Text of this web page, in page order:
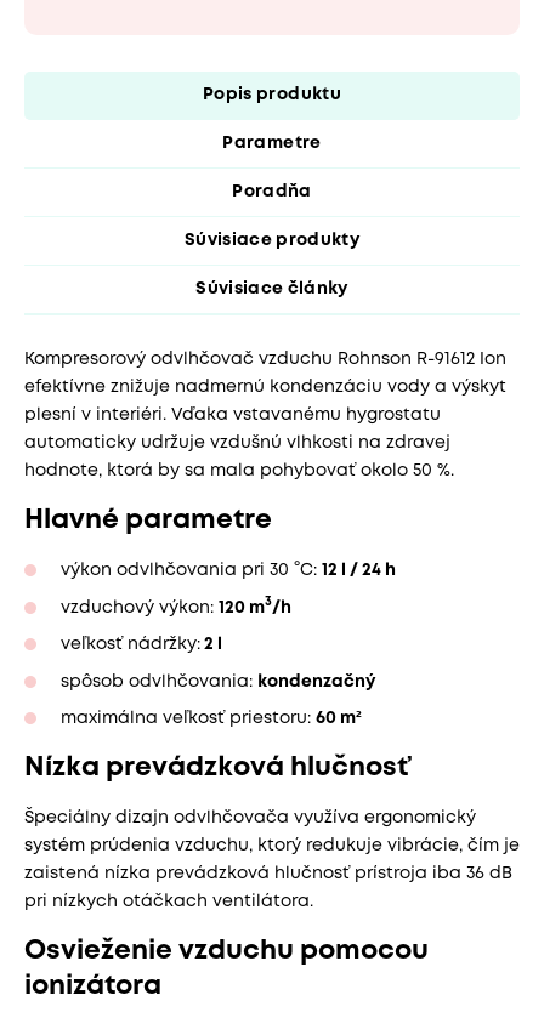
Popis produktu
Parametre
Poradňa
Súvisiace produkty
Súvisiace články
Kompresorový odvlhčovač vzduchu Rohnson R-91612 Ion
efektívne znižuje nadmernú kondenzáciu vody a výskyt
plesní v interiéri. Vďaka vstavanému hygrostatu
automaticky udržuje vzdušnú vlhkosti na zdravej
hodnote, ktorá by sa mala pohybovať okolo 50 %.
Hlavné parametre
výkon odvlhčovania pri 30 °C: 12 l / 24 h
vzduchový výkon: 120 m3/h
veľkosť nádržky: 2 l
spôsob odvlhčovania: kondenzačný
maximálna veľkosť priestoru: 60 m²
Nízka prevádzková hlučnosť
Špeciálny dizajn odvlhčovača využíva ergonomický
systém prúdenia vzduchu, ktorý redukuje vibrácie, čím je
zaistená nízka prevádzková hlučnosť prístroja iba 36 dB
pri nízkych otáčkach ventilátora.
Osvieženie vzduchu pomocou
ionizátora